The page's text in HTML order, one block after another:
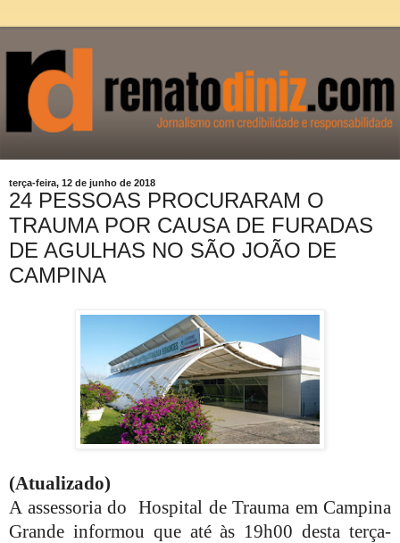
terça-feira, 12 de junho de 2018
24 PESSOAS PROCURARAM O
TRAUMA POR CAUSA DE FURADAS
DE AGULHAS NO SÃO JOÃO DE
CAMPINA
(Atualizado)
A assessoria do Hospital de Trauma em Campina
Grande informou que até às 19h00 desta terça-